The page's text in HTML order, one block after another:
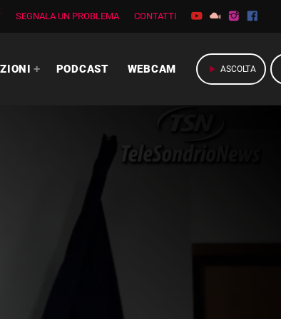
SEGNALA UN PROBLEMA CONTATTI
PODCAST WEBCAM play_arrow ASCOLTA